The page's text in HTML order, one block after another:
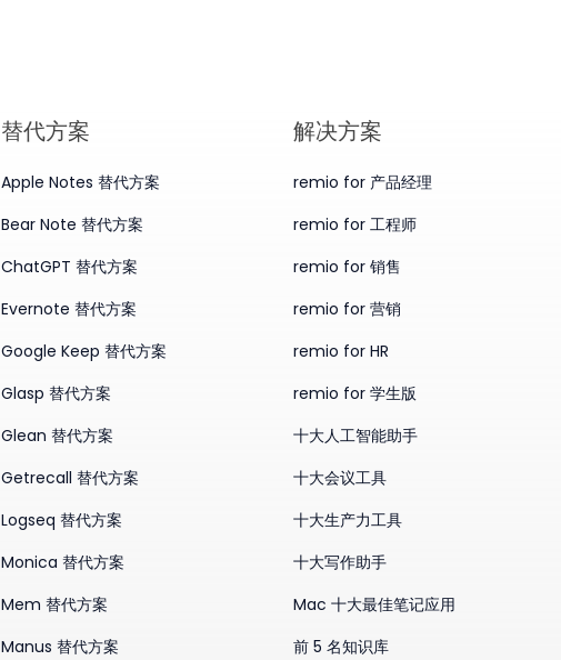
替代方案
Apple Notes 替代方案
Bear Note 替代方案
ChatGPT 替代方案
Evernote 替代方案
Google Keep 替代方案
Glasp 替代方案
Glean 替代方案
Getrecall 替代方案
Logseq 替代方案
Monica 替代方案
Mem 替代方案
Manus 替代方案
​解决方案
remio for 产品经理
remio for 工程师
remio for 销售
remio for 营销
remio for HR
remio for 学生版
十大人工智能助手
十大会议工具
十大生产力工具
十大写作助手
Mac 十大最佳笔记应用
前 5 名知识库